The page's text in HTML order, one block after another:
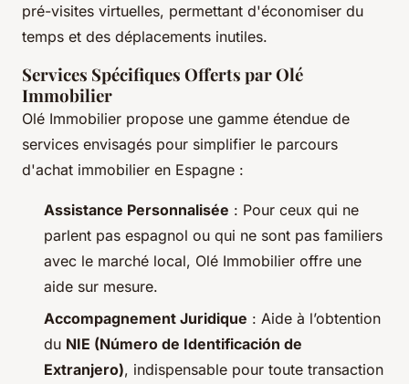
pré-visites virtuelles, permettant d'économiser du
temps et des déplacements inutiles.
Services Spécifiques Offerts par Olé
Immobilier
Olé Immobilier propose une gamme étendue de
services envisagés pour simplifier le parcours
d'achat immobilier en Espagne :
Assistance Personnalisée : Pour ceux qui ne
parlent pas espagnol ou qui ne sont pas familiers
avec le marché local, Olé Immobilier offre une
aide sur mesure.
Accompagnement Juridique : Aide à l’obtention
du NIE (Número de Identificación de
Extranjero), indispensable pour toute transaction